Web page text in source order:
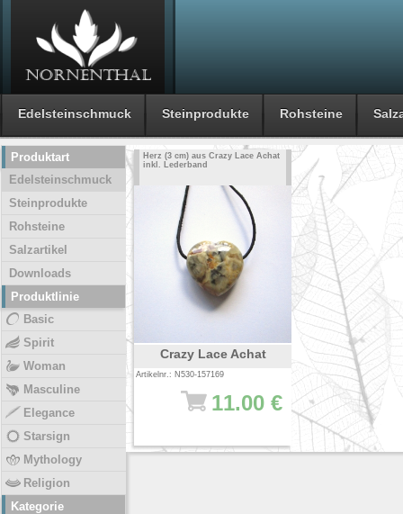
Edelsteinschmuck Steinprodukte Rohsteine
Herz (3 cm) aus Crazy Lace Achat
inkl. Lederband
Crazy Lace Achat
Artikelnr.: N530-157169
11.00 €
Produktart
Edelsteinschmuck
Steinprodukte
Rohsteine
Salzartikel
Downloads
Produktlinie
Basic
Spirit
Woman
Masculine
Elegance
Starsign
Mythology
Religion
Kategorie